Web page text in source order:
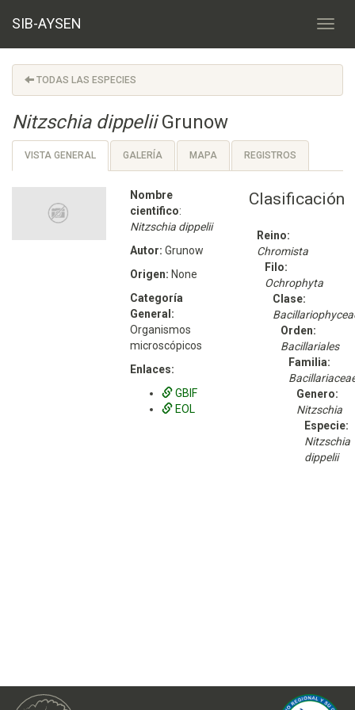
SIB-AYSEN
TODAS LAS ESPECIES
Nitzschia dippeliiGrunow
VISTA GENERAL GALERÍA MAPA REGISTROS
Nombre
cientifico:
Nitzschia dippelii
Autor: Grunow
Origen: None
Categoría
General:
Organismos
microscópicos
Enlaces:
GBIF
EOL
Clasificación
Reino:
Chromista
Filo:
Ochrophyta
Clase:
Orden:
Bacillariales
Familia:
Genero:
Nitzschia
Especie:
Nitzschia
dippelii